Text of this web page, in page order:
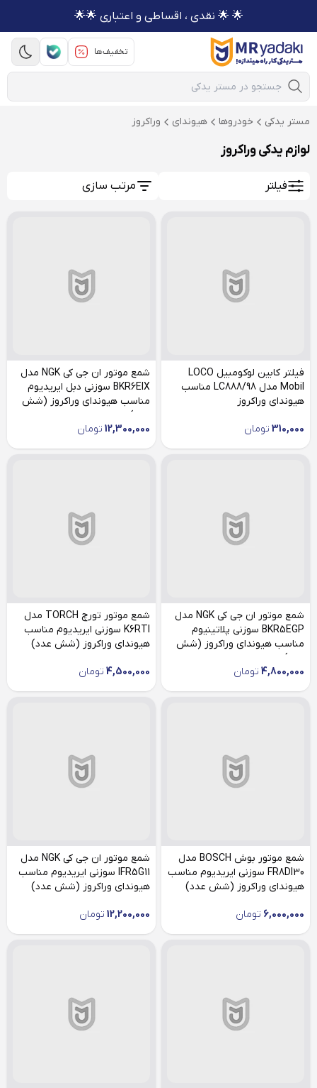
🌟 🌟 نقدی ، اقساطی و اعتباری 🌟🌟
تخفیف‌ها
Mobile Search
مستر یدکی خودروها هیوندای وراکروز
لوازم یدکی وراکروز
فیلتر مرتب سازی
فیلتر کابین لوکومبیل LOCO
Mobil مدل LC888/98 مناسب
هیوندای وراکروز
310,000 تومان
شمع موتور ان جی کی NGK مدل
BKR6EIX سوزنی دبل ایریدیوم
مناسب هیوندای وراکروز (شش
عدد)
12,300,000 تومان
شمع موتور ان جی کی NGK مدل
BKR5EGP سوزنی پلاتینیوم
مناسب هیوندای وراکروز (شش
عدد)
4,800,000 تومان
شمع موتور تورچ TORCH مدل
K6RTI سوزنی ایریدیوم مناسب
هیوندای وراکروز (شش عدد)
4,500,000 تومان
شمع موتور بوش BOSCH مدل
FR8DI30 سوزنی ایریدیوم مناسب
هیوندای وراکروز (شش عدد)
6,000,000 تومان
شمع موتور ان جی کی NGK مدل
IFR5G11 سوزنی ایریدیوم مناسب
هیوندای وراکروز (شش عدد)
12,200,000 تومان